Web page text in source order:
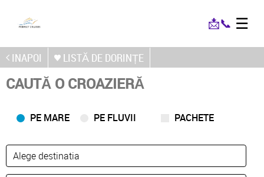
📩📞 ☰
INAPOI LISTĂ DE DORINȚE
CAUTĂ O CROAZIERĂ
PE MARE PE FLUVII PACHETE